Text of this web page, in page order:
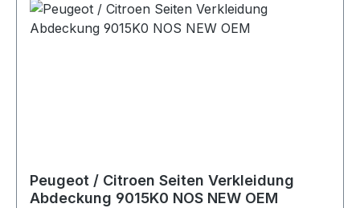
Peugeot / Citroen Seiten Verkleidung
Abdeckung 9015K0 NOS NEW OEM